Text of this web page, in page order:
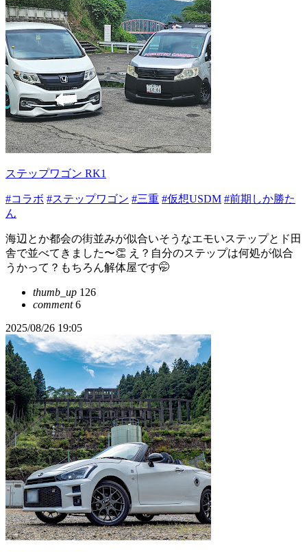
ステップワゴン RK1
#コラボ #ステップワゴン #三重 #仮想USDM #前期しか勝た
ん
海辺とか都会の街並みが似合いそうなエモいステップとド田
舎で並べてきました〜👏 え？自分のステップは何処が似合
うかって？もちろん解体屋です🤭
thumb_up 126
comment6
2025/08/26 19:05